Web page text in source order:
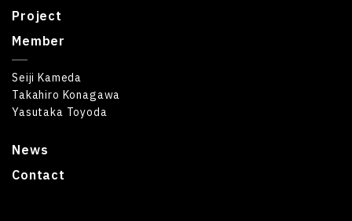
News
Project
Member
Seiji Kameda
Takahiro Konagawa
Yasutaka Toyoda
Contact